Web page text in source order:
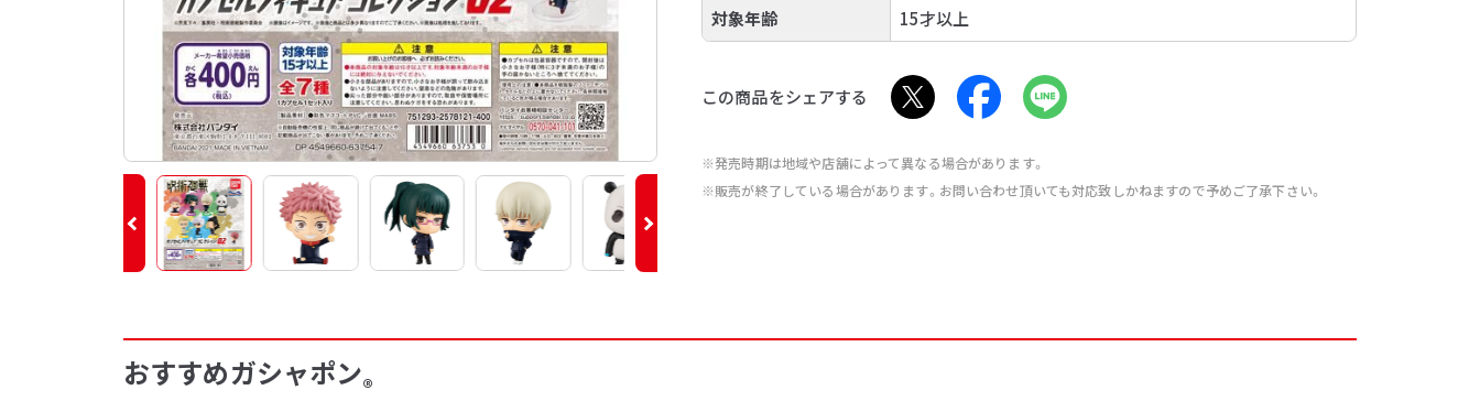
対象年齢 15才以上
この商品をシェアする
※発売時期は地域や店舗によって異なる場合があります。
※販売が終了している場合があります。お問い合わせ頂いても対応致しかねますので予めご了承下さい。
おすすめガシャポン®